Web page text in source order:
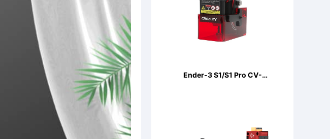
Ender-3 S1/S1 Pro CV-